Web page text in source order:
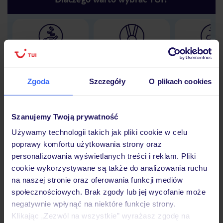
Zgoda Szczegóły O plikach cookies
Szanujemy Twoją prywatność
Używamy technologii takich jak pliki cookie w celu
poprawy komfortu użytkowania strony oraz
personalizowania wyświetlanych treści i reklam. Pliki
cookie wykorzystywane są także do analizowania ruchu
na naszej stronie oraz oferowania funkcji mediów
społecznościowych. Brak zgody lub jej wycofanie może
negatywnie wpłynąć na niektóre funkcje strony.
Klikając „Zezwól na wszystkie” wyrażasz zgodę na
Lider niskich cen 30 lat w
Hotel
Opinie
Pokoje